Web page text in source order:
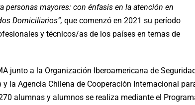
personas mayores: con énfasis en la atención en
Domiciliarios”, que comenzó en 2021 su período
y técnicos/as de los países en temas de
junto a la Organización Iberoamericana de
la Agencia Chilena de Cooperación Internacional
alumnas y alumnos se realiza mediante el